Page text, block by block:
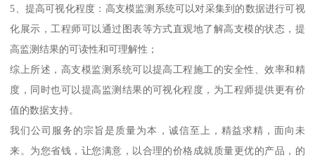
5、提高可视化程度：高支模监测系统可以对采集到的数据进行可视
化展示，工程师可以通过图表等方式直观地了解高支模的状态，提
高监测结果的可读性和可理解性；
综上所述，高支模监测系统可以提高工程施工的安全性、效率和精
度，同时也可以提高监测结果的可视化程度，为工程师提供更有价
值的数据支持。
我们公司服务的宗旨是质量为本，诚信至上，精益求精，面向未
来。为您省钱，让您满意，以合理的价格成就质量更优的产品，的